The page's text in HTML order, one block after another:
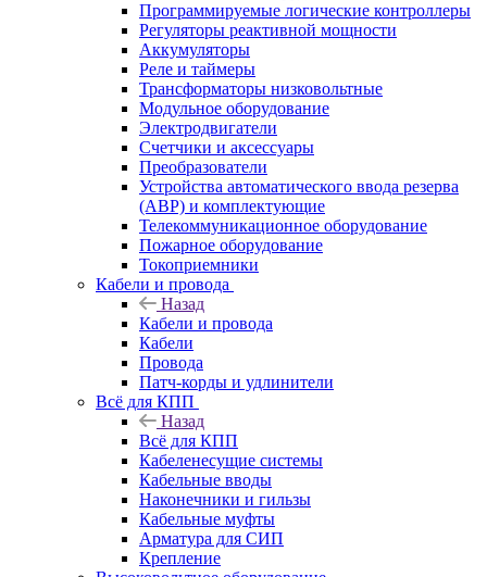
Программируемые логические контроллеры
Регуляторы реактивной мощности
Аккумуляторы
Реле и таймеры
Трансформаторы низковольтные
Модульное оборудование
Электродвигатели
Счетчики и аксессуары
Преобразователи
Устройства автоматического ввода резерва
(АВР) и комплектующие
Телекоммуникационное оборудование
Пожарное оборудование
Токоприемники
Кабели и провода
Назад
Кабели и провода
Кабели
Провода
Патч-корды и удлинители
Всё для КПП
Назад
Всё для КПП
Кабеленесущие системы
Кабельные вводы
Наконечники и гильзы
Кабельные муфты
Арматура для СИП
Крепление